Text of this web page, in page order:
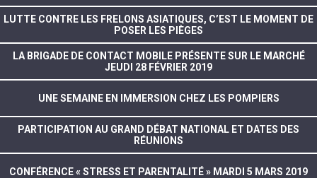
LUTTE CONTRE LES FRELONS ASIATIQUES, C’EST LE MOMENT DE
POSER LES PIÈGES
LA BRIGADE DE CONTACT MOBILE PRÉSENTE SUR LE MARCHÉ
JEUDI 28 FÉVRIER 2019
UNE SEMAINE EN IMMERSION CHEZ LES POMPIERS
PARTICIPATION AU GRAND DÉBAT NATIONAL ET DATES DES
RÉUNIONS
CONFÉRENCE « STRESS ET PARENTALITÉ » MARDI 5 MARS 2019